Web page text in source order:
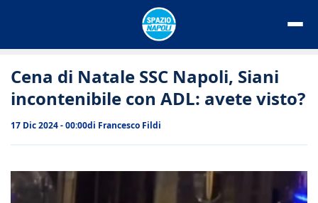
Cena di Natale SSC Napoli, Siani
incontenibile con ADL: avete visto?
17 Dic 2024 - 00:00di Francesco Fildi